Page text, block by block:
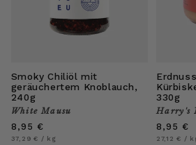
Smoky Chiliöl mit
geräuchertem Knoblauch,
240g
Anbieter:
White Mausu
Normaler
Preis
8,95 €
Grundpreis
37,29 € / pro
kg
330g
Anbieter:
Harry's
Normaler
Preis
8,95 €
27,12 € /